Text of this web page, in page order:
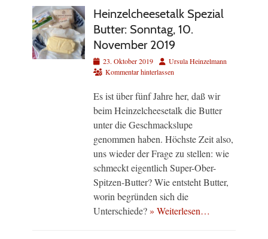
Heinzelcheesetalk Spezial
Butter: Sonntag, 10.
November 2019
Veröffentlicht
am
23. Oktober 2019 AutorUrsula Heinzelmann
Kommentar hinterlassen
Es ist über fünf Jahre her, daß wir
beim Heinzelcheesetalk die Butter
unter die Geschmackslupe
genommen haben. Höchste Zeit also,
uns wieder der Frage zu stellen: wie
schmeckt eigentlich Super-Ober-
Spitzen-Butter? Wie entsteht Butter,
worin begründen sich die
Unterschiede?» Weiterlesen…